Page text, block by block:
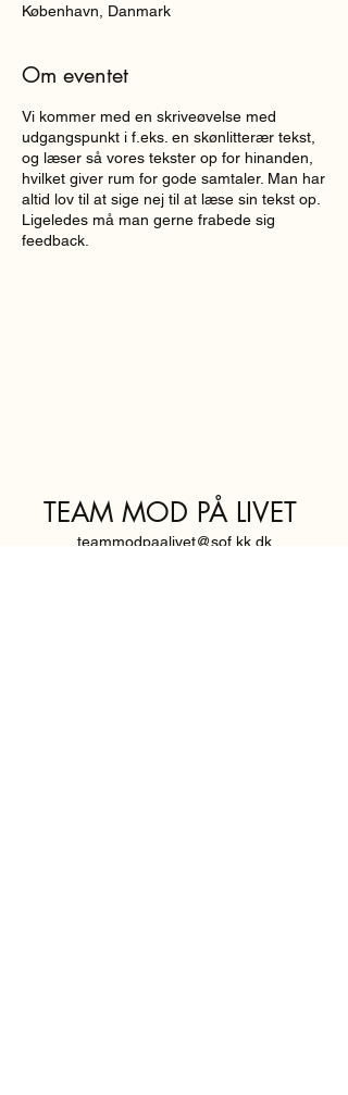
København, Danmark
Om eventet
Vi kommer med en skriveøvelse med
udgangspunkt i f.eks. en skønlitterær tekst,
og læser så vores tekster op for hinanden,
hvilket giver rum for gode samtaler. Man har
altid lov til at sige nej til at læse sin tekst op.
Ligeledes må man gerne frabede sig
feedback.
TEAM MOD PÅ LIVET
teammodpaalivet@sof.kk.dk